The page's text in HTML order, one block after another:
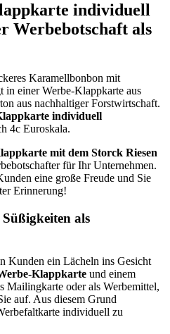
individuell
Werbebotschaft als
Karamellbonbon mit
in einer Werbe-Klappkarte aus
aus nachhaltiger Forstwirtschaft.
individuell
4c Euroskala.
mit dem Storck Riesen
für Ihr Unternehmen.
eine große Freude und Sie
Erinnerung!
als
Kunden ein Lächeln ins Gesicht
Klappkarte und einem
Mailingkarte oder als Werbemittel,
auf. Aus diesem Grund
individuell zu